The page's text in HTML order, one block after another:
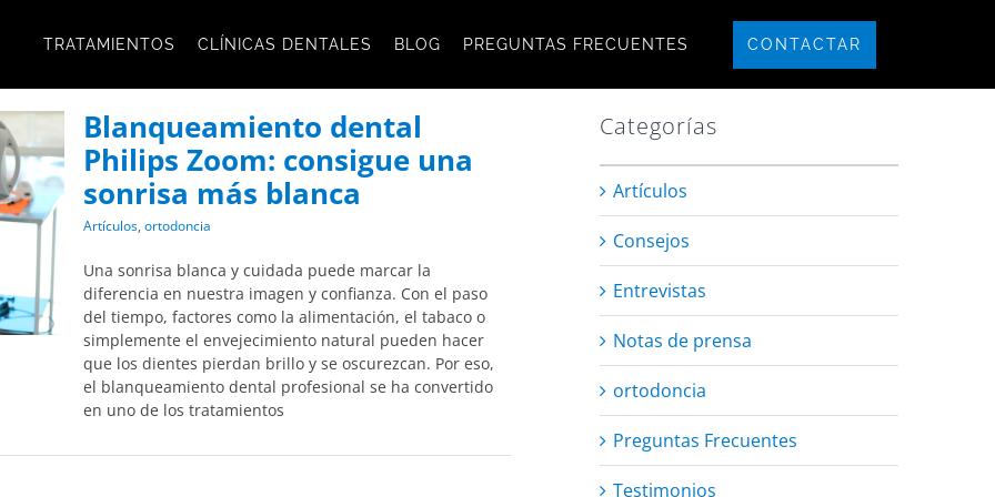
TRATAMIENTOS CLÍNICAS DENTALES BLOG PREGUNTAS FRECUENTES CONTACTAR
Blanqueamiento dental
Philips Zoom: consigue una
sonrisa más blanca
Artículos, ortodoncia
Una sonrisa blanca y cuidada puede marcar la
diferencia en nuestra imagen y confianza. Con el paso
del tiempo, factores como la alimentación, el tabaco o
simplemente el envejecimiento natural pueden hacer
que los dientes pierdan brillo y se oscurezcan. Por eso,
el blanqueamiento dental profesional se ha convertido
en uno de los tratamientos
Categorías
Artículos
Consejos
Entrevistas
Notas de prensa
ortodoncia
Preguntas Frecuentes
Testimonios